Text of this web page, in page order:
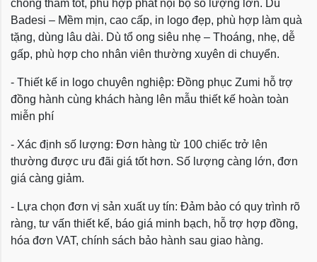
chống thấm tốt, phù hợp phát nội bộ số lượng lớn. Dù
Badesi – Mềm mịn, cao cấp, in logo đẹp, phù hợp làm quà
tặng, dùng lâu dài. Dù tổ ong siêu nhẹ – Thoáng, nhẹ, dễ
gấp, phù hợp cho nhân viên thường xuyên di chuyển.
- Thiết kế in logo chuyên nghiệp: Đồng phục Zumi hỗ trợ
đồng hành cùng khách hàng lên mẫu thiết kế hoàn toàn
miễn phí
- Xác định số lượng: Đơn hàng từ 100 chiếc trở lên
thường được ưu đãi giá tốt hơn. Số lượng càng lớn, đơn
giá càng giảm.
- Lựa chọn đơn vị sản xuất uy tín: Đảm bảo có quy trình rõ
ràng, tư vấn thiết kế, báo giá minh bạch, hỗ trợ hợp đồng,
hóa đơn VAT, chính sách bảo hành sau giao hàng.